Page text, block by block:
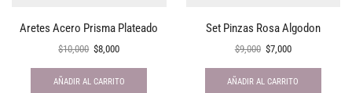
Aretes Acero Prisma Plateado
$10,000 $8,000
AÑADIR AL CARRITO
Set Pinzas Rosa Algodon
$9,000 $7,000
AÑADIR AL CARRITO